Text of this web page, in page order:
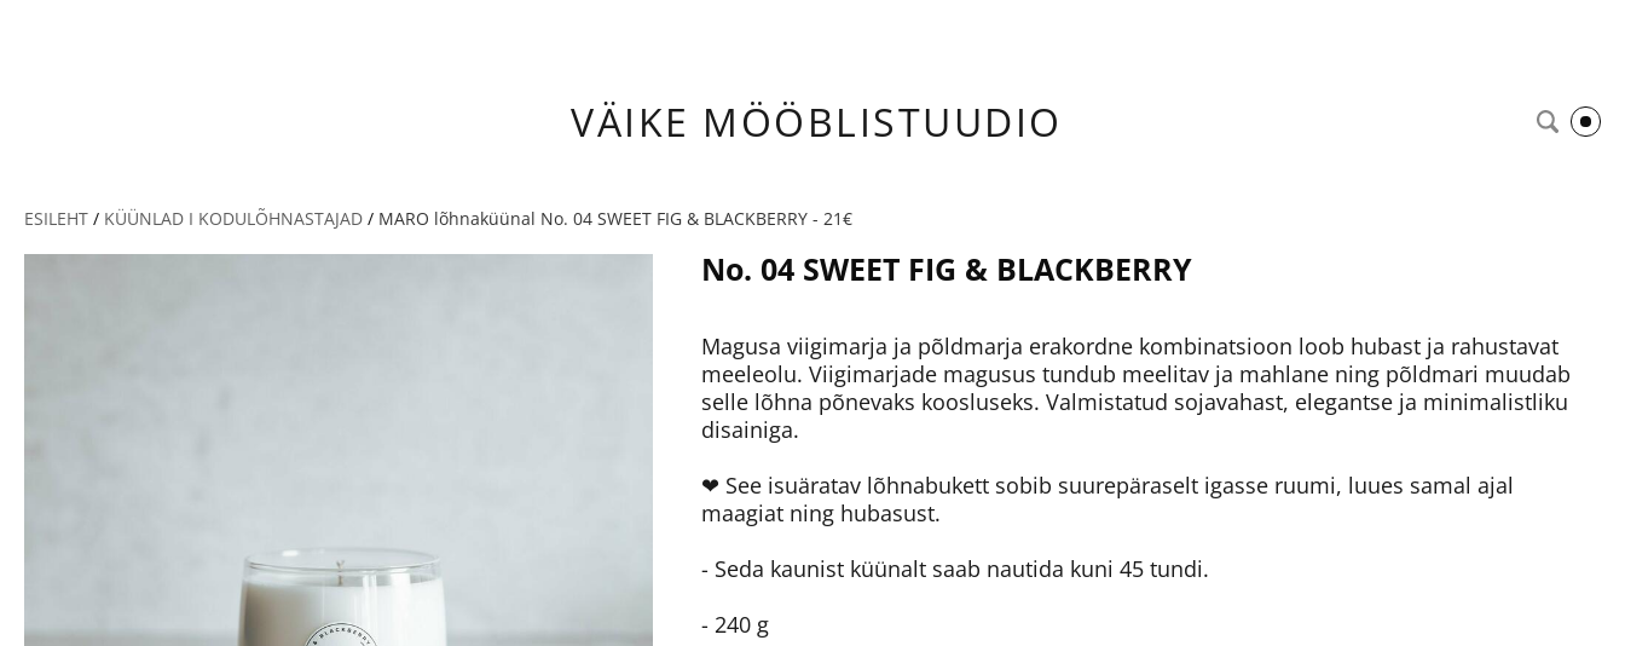
VÄIKE MÖÖBLISTUUDIO
ESILEHT / KÜÜNLAD I KODULÕHNASTAJAD / MARO lõhnaküünal No. 04 SWEET FIG & BLACKBERRY - 21€
No. 04 SWEET FIG & BLACKBERRY
Magusa viigimarja ja põldmarja erakordne kombinatsioon loob hubast ja rahustavat
meeleolu. Viigimarjade magusus tundub meelitav ja mahlane ning põldmari muudab
selle lõhna põnevaks koosluseks. Valmistatud sojavahast, elegantse ja minimalistliku
disainiga.
❤ See isuäratav lõhnabukett sobib suurepäraselt igasse ruumi, luues samal ajal
maagiat ning hubasust.
- Seda kaunist küünalt saab nautida kuni 45 tundi.
- 240 g